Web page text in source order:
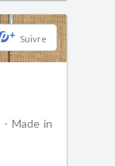
+ Suivre